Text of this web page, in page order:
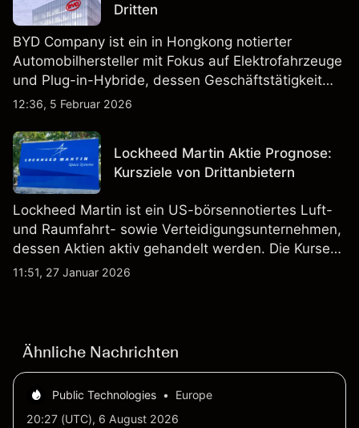
Dritten
BYD Company ist ein in Hongkong notierter
Automobilhersteller mit Fokus auf Elektrofahrzeuge
und Plug-in-Hybride, dessen Geschäftstätigkeit
Fahrzeugproduktion, Batterien und verwandte
Märkten umfasst.
12:36, 5 Februar 2026
Lockheed Martin Aktie Prognose:
Kursziele von Drittanbietern
Lockheed Martin ist ein US-börsennotiertes Luft-
und Raumfahrt- sowie Verteidigungsunternehmen,
dessen Aktien aktiv gehandelt werden. Die Kurse
werden von Unternehmensergebnissen,
11:51, 27 Januar 2026
Ähnliche Nachrichten
Public Technologies •
Europe
20:27 (UTC), 6 August 2026